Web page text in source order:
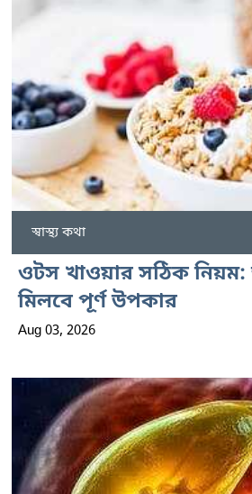
স্বাস্থ্য কথা
ওটস খাওয়ার সঠিক
মিলবে পূর্ণ উপকার
Aug 03, 2026